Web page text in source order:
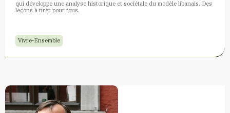
qui développe une analyse historique et sociétale du modèle libanais. Des
leçons à tirer pour tous.
Vivre-Ensemble